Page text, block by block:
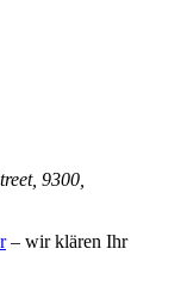
9300,
– wir klären Ihr